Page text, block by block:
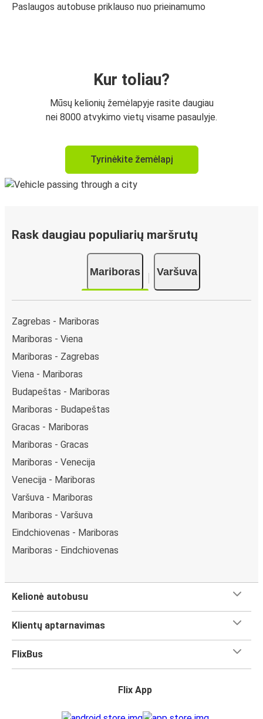
Paslaugos autobuse priklauso nuo prieinamumo
Kur toliau?
Mūsų kelionių žemėlapyje rasite daugiau
nei 8000 atvykimo vietų visame pasaulyje.
Tyrinėkite žemėlapį
Rask daugiau populiarių maršrutų
Mariboras Varšuva
Zagrebas - Mariboras
Mariboras - Viena
Mariboras - Zagrebas
Viena - Mariboras
Budapeštas - Mariboras
Mariboras - Budapeštas
Gracas - Mariboras
Mariboras - Gracas
Mariboras - Venecija
Venecija - Mariboras
Varšuva - Mariboras
Mariboras - Varšuva
Eindchiovenas - Mariboras
Mariboras - Eindchiovenas
Kelionė autobusu
Klientų aptarnavimas
FlixBus
Flix App